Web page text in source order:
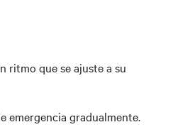
ritmo que se ajuste a su
emergencia gradualmente.